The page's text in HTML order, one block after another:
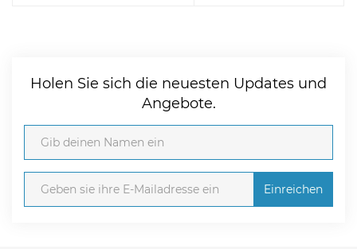
Holen Sie sich die neuesten Updates und
Angebote.
Einreichen